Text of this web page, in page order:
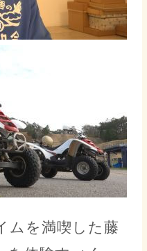
ムを満喫した藤